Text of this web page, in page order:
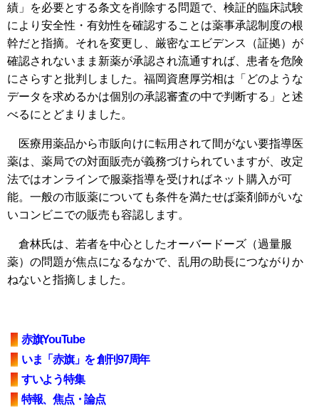
績」を必要とする条文を削除する問題で、検証的臨床試験
により安全性・有効性を確認することは薬事承認制度の根
幹だと指摘。それを変更し、厳密なエビデンス（証拠）が
確認されないまま新薬が承認され流通すれば、患者を危険
にさらすと批判しました。福岡資麿厚労相は「どのような
データを求めるかは個別の承認審査の中で判断する」と述
べるにとどまりました。
医療用薬品から市販向けに転用されて間がない要指導医
薬は、薬局での対面販売が義務づけられていますが、改定
法ではオンラインで服薬指導を受ければネット購入が可
能。一般の市販薬についても条件を満たせば薬剤師がいな
いコンビニでの販売も容認します。
倉林氏は、若者を中心としたオーバードーズ（過量服
薬）の問題が焦点になるなかで、乱用の助長につながりか
ねないと指摘しました。
赤旗YouTube
いま「赤旗」を 創刊97周年
すいよう特集
特報、焦点・論点